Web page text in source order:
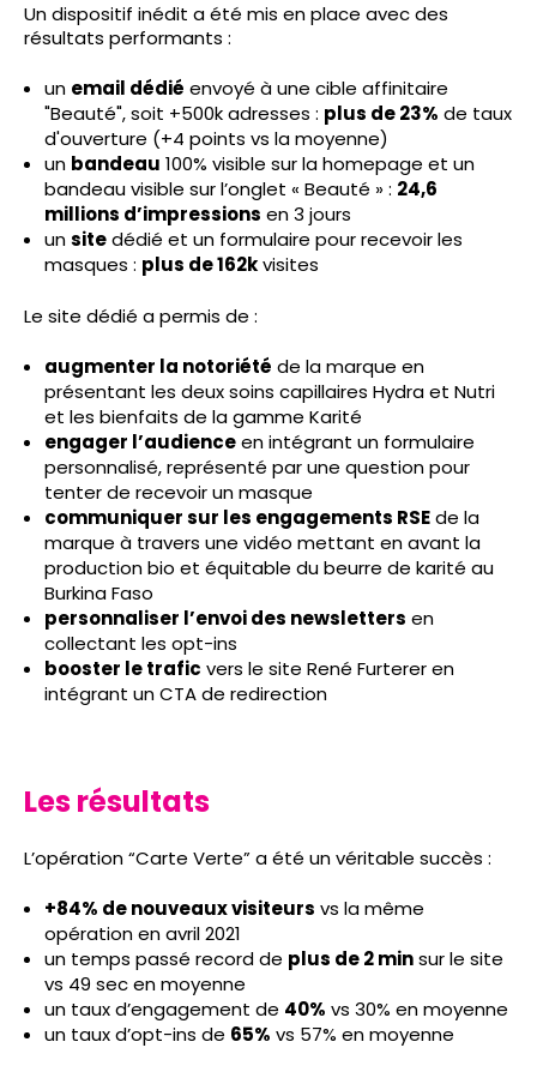
Un dispositif inédit a été mis en place avec des
résultats performants :
un email dédié envoyé à une cible affinitaire
"Beauté", soit +500k adresses : plus de 23% de taux
d'ouverture (+4 points vs la moyenne)
un bandeau 100% visible sur la homepage et un
bandeau visible sur l’onglet « Beauté » : 24,6
millions d’impressions en 3 jours
un site dédié et un formulaire pour recevoir les
masques : plus de 162k visites
Le site dédié a permis de :
augmenter la notoriété de la marque en
présentant les deux soins capillaires Hydra et Nutri
et les bienfaits de la gamme Karité
engager l’audience en intégrant un formulaire
personnalisé, représenté par une question pour
tenter de recevoir un masque
communiquer sur les engagements RSE de la
marque à travers une vidéo mettant en avant la
production bio et équitable du beurre de karité au
Burkina Faso
personnaliser l’envoi des newsletters en
collectant les opt-ins
booster le trafic vers le site René Furterer en
intégrant un CTA de redirection
Les résultats
L’opération “Carte Verte” a été un véritable succès :
+84% de nouveaux visiteurs vs la même
opération en avril 2021
un temps passé record de plus de 2 min sur le site
vs 49 sec en moyenne
un taux d’engagement de 40% vs 30% en moyenne
un taux d’opt-ins de 65% vs 57% en moyenne